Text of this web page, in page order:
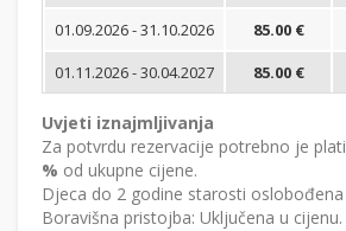
01.09.2026 - 31.10.2026
85.00 €
01.11.2026 - 30.04.2027
85.00 €
Uvjeti iznajmljivanja
Za potvrdu rezervacije potrebno je
% od ukupne cijene.
Djeca do 2 godine starosti oslobođena
Boravišna pristojba: Uključena u cijenu.